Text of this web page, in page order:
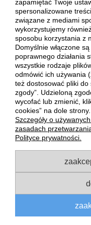
Pompom, Urbane
Beanie? Którą z nich
koszyka i złóż
dziś. Enjoy The Sport
zamówienia. Nie
zapamiętać Twoje
spersonalizowane
związane z mediami
wykorzystujemy
sposobu korzystania z
Domyślnie włączone
poprawnego działania
wszystkie rodzaje
odmówić ich używania
też dostosować pliki do
zgody”. Udzieloną
wycofać lub zmienić,
cookies” na dole strony.
Szczegóły o
zasadach
Polityce prywatności.